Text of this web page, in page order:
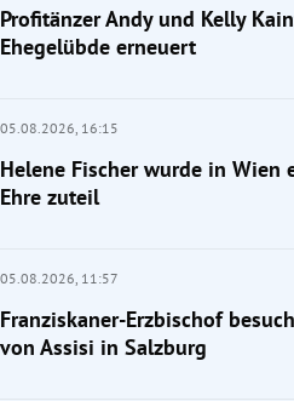
Profitänzer Andy und Kelly
Ehegelübde erneuert
05.08.2026, 16:15
Helene Fischer wurde in Wien
Ehre zuteil
05.08.2026, 11:57
Franziskaner-Erzbischof
von Assisi in Salzburg